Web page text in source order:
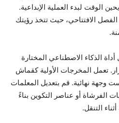
الوقت لبدء العملية الإبداعية.
الافتتاحي، حيث تتخذ رؤيتك
الذكاء الاصطناعي المختارة
تعمل المخرجات الأولية كقماش
وجهة نهائية. قم بتعديل المعلمات
الفرشاة أو عناصر التكوين بناءً
التنقل.